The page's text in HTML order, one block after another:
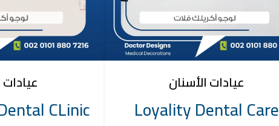
عيادات الأسنان
Loyality Dental Care
CLinic